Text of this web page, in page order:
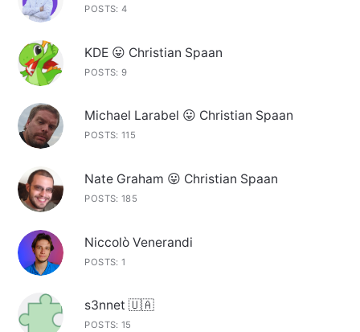
POSTS: 4
KDE 😛 Christian Spaan
POSTS: 9
Michael Larabel 😛 Christian Spaan
POSTS: 115
Nate Graham 😛 Christian Spaan
POSTS: 185
Niccolò Venerandi
POSTS: 1
s3nnet 🇺🇦
POSTS: 15